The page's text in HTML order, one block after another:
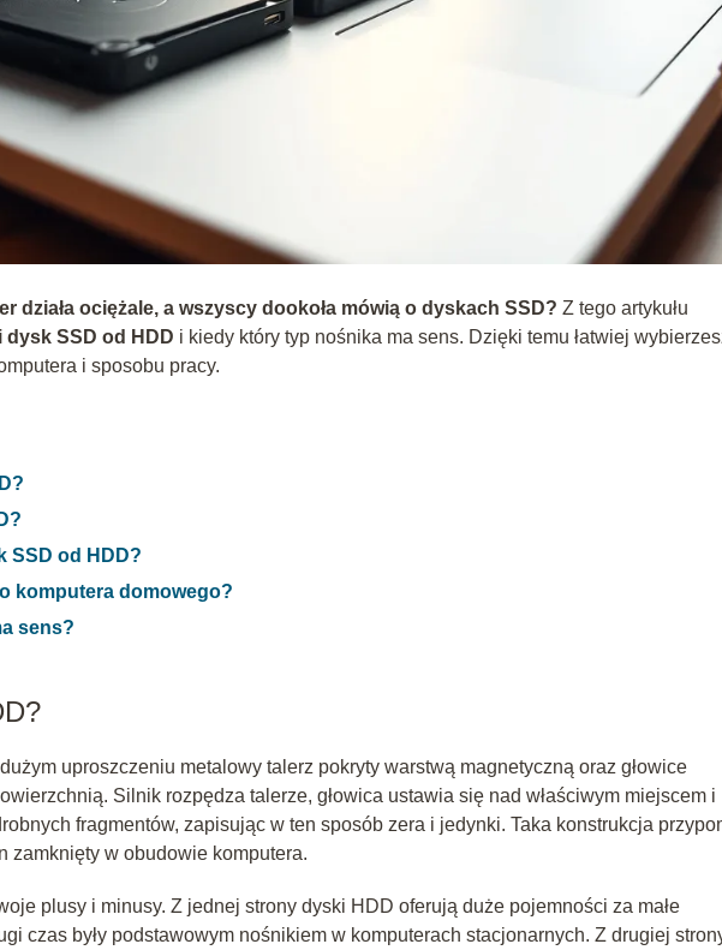
działa ociężale, a wszyscy dookoła mówią o dyskach SSD? Z tego artykułu
dysk SSD od HDD i kiedy który typ nośnika ma sens. Dzięki temu łatwiej
i sposobu pracy.
SSD od HDD?
komputera domowego?
sens?
uproszczeniu metalowy talerz pokryty warstwą magnetyczną oraz głowice
Silnik rozpędza talerze, głowica ustawia się nad właściwym miejscem i
fragmentów, zapisując w ten sposób zera i jedynki. Taka konstrukcja
zamknięty w obudowie komputera.
plusy i minusy. Z jednej strony dyski HDD oferują duże pojemności za małe
czas były podstawowym nośnikiem w komputerach stacjonarnych. Z drugiej